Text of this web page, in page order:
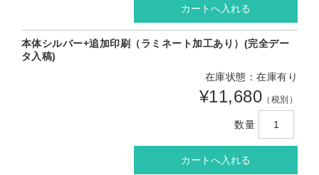
本体シルバー+追加印刷（ラミネート加工あり）(完全デー
タ入稿)
在庫状態：在庫有り
¥11,680 （税別）
数量